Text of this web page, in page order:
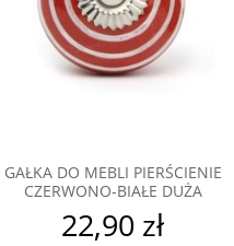
GAŁKA DO MEBLI PIERŚCIENIE
CZERWONO-BIAŁE DUŻA
22,90 zł